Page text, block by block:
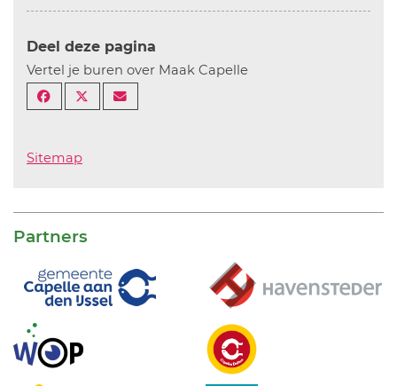
Deel deze pagina
Vertel je buren over Maak Capelle
Sitemap
Partners